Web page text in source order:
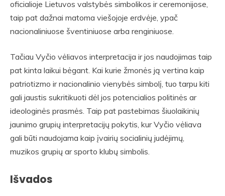
oficialioje Lietuvos valstybės simbolikos ir ceremonijose,
taip pat dažnai matoma viešojoje erdvėje, ypač
nacionaliniuose šventiniuose arba renginiuose.
Tačiau Vyčio vėliavos interpretacija ir jos naudojimas taip
pat kinta laikui bėgant. Kai kurie žmonės ją vertina kaip
patriotizmo ir nacionalinio vienybės simbolį, tuo tarpu kiti
gali jaustis sukritikuoti dėl jos potencialios politinės ar
ideologinės prasmės. Taip pat pastebimas šiuolaikinių
jaunimo grupių interpretacijų pokytis, kur Vyčio vėliava
gali būti naudojama kaip įvairių socialinių judėjimų,
muzikos grupių ar sporto klubų simbolis.
Išvados